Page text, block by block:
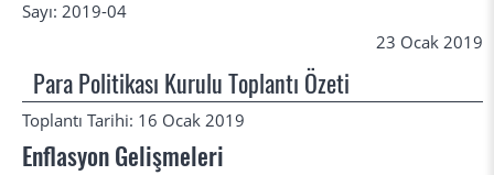
Sayı: 2019-04
23 Ocak 2019
Para Politikası Kurulu Toplantı Özeti
Toplantı Tarihi: 16 Ocak 2019
Enflasyon Gelişmeleri